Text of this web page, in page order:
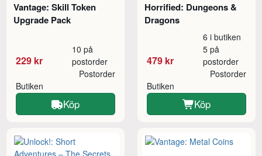
Vantage: Skill Token
Upgrade Pack
229 kr
10 på
postorder
Butiken
Postorder
Köp
Horrified: Dungeons &
Dragons
479 kr
6 i butiken
5 på
postorder
Butiken
Postorder
Köp